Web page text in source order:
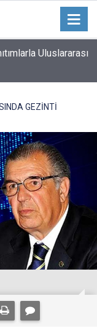
Uluslararası
GEZİNTİ